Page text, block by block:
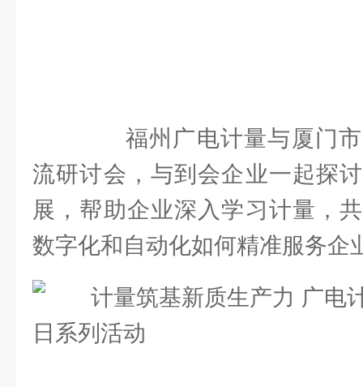
福州广电计量与厦门市
流研讨会，与到会企业一起探
展，帮助企业深入学习计量，
数字化和自动化如何精准服务企